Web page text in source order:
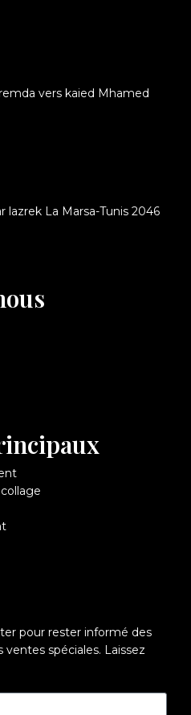
vers kaied Mhamed
lazrek La Marsa-Tunis 2046
pour rester informé des
spéciales. Laissez